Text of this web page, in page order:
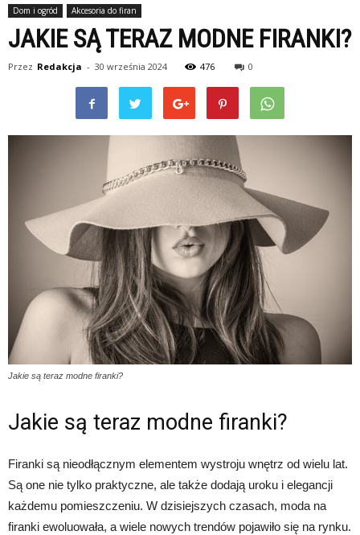
Dom i ogród Akcesoria do firan
JAKIE SĄ TERAZ MODNE FIRANKI?
Przez Redakcja - 30 września 2024 476 0
Jakie są teraz modne firanki?
Jakie są teraz modne firanki?
Firanki są nieodłącznym elementem wystroju wnętrz od wielu lat.
Są one nie tylko praktyczne, ale także dodają uroku i elegancji
każdemu pomieszczeniu. W dzisiejszych czasach, moda na
firanki ewoluowała, a wiele nowych trendów pojawiło się na rynku.